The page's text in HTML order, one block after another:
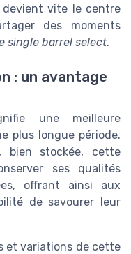
vite le centre
des moments
single barrel select.
: un avantage
une meilleure
plus longue période.
bien stockée, cette
ses qualités
offrant ainsi aux
de savourer leur
et variations de cette